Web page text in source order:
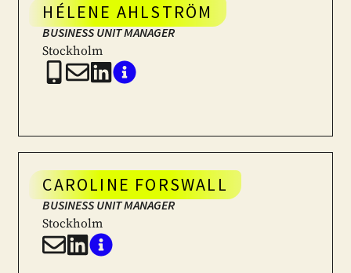
HÉLENE AHLSTRÖM
BUSINESS UNIT MANAGER
Stockholm
CAROLINE FORSWALL
BUSINESS UNIT MANAGER
Stockholm